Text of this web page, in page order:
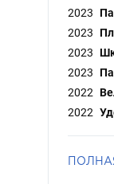
2023
2023
2023
2023
2022
2022